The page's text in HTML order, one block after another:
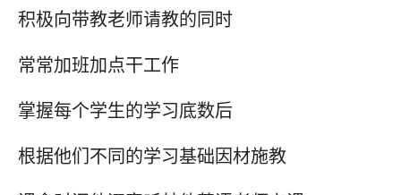
积极向带教老师请教的同时
常常加班加点干工作
掌握每个学生的学习底数后
根据他们不同的学习基础因材施教